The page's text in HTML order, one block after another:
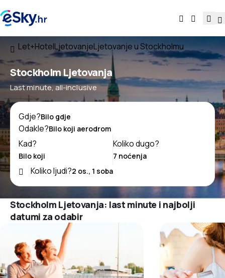
Let+HotelLjetovanjeLjetovanje u Stockholmu
Stockholm Ljetovanja
Last minute, all-inclusive
Gdje?
Odakle?
Kad?
Koliko dugo?
Koliko ljudi?
Stockholm Ljetovanja: last minute i najbolji
datumi za odabir